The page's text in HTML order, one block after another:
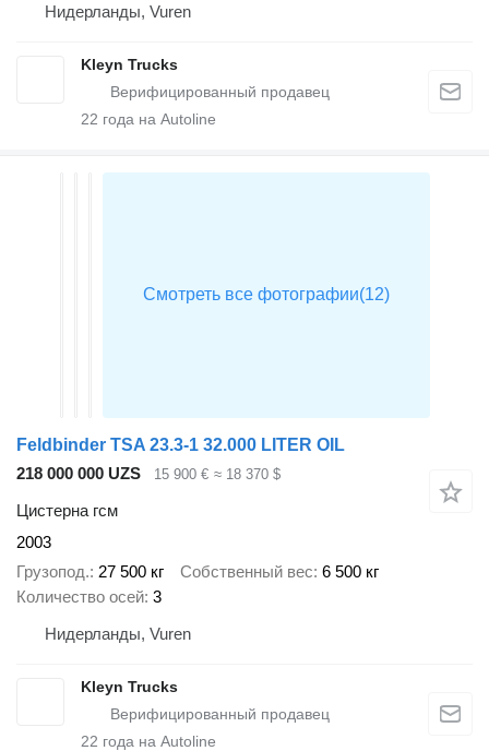
Нидерланды, Vuren
Kleyn Trucks
22 года на Autoline
Feldbinder TSA 23.3-1 32.000 LITER OIL
218 000 000 UZS
15 900 € ≈ 18 370 $
Цистерна гсм
2003
Грузопод. 27 500 кг Собственный вес 6 500 кг
Количество осей 3
Нидерланды, Vuren
Kleyn Trucks
22 года на Autoline